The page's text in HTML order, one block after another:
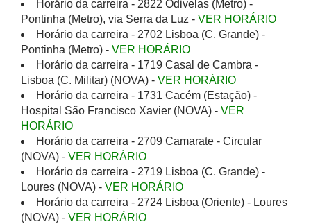
Horário da carreira - 2822 Odivelas (Metro) -
Pontinha (Metro), via Serra da Luz - VER HORÁRIO
Horário da carreira - 2702 Lisboa (C. Grande) -
Pontinha (Metro) - VER HORÁRIO
Horário da carreira - 1719 Casal de Cambra -
Lisboa (C. Militar) (NOVA) - VER HORÁRIO
Horário da carreira - 1731 Cacém (Estação) -
Hospital São Francisco Xavier (NOVA) - VER
HORÁRIO
Horário da carreira - 2709 Camarate - Circular
(NOVA) - VER HORÁRIO
Horário da carreira - 2719 Lisboa (C. Grande) -
Loures (NOVA) - VER HORÁRIO
Horário da carreira - 2724 Lisboa (Oriente) - Loures
(NOVA) - VER HORÁRIO